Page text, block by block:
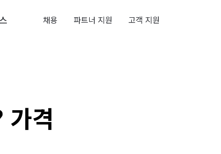
채용 파트너 지원 고객 지원
가격